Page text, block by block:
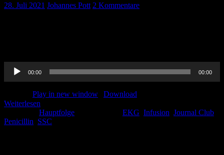
28. Juli 2021 Johannes Pott 2 Kommentare
Audio-
Player
00:00 00:00
Play in new window
Download
Weiterlesen
Hauptfolge EKG Infusion Journal Club
Penicillin SSC